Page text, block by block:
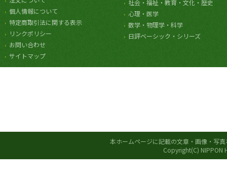
個人情報について
特定商取引法に関する表示
リンクポリシー
お問い合わせ
サイトマップ
社会・福祉・教育・文化・歴史
心理・医学
数学・物理学・科学
日評ベーシック・シリーズ
本ホームページに記載の文章・画像・写
Copyright(C) NIPPON